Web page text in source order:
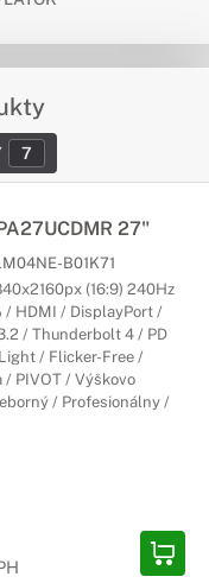
7
27"
B01K71
(16:9) 240Hz
/ HDMI / DisplayPort /
/ Thunderbolt 4 / PD
/ Flicker-Free /
/ PIVOT / Výškovo
/ Profesionálny /